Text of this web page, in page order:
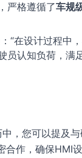
严格遵循了车规
“在设计过程中
员认知负荷，满
，您可以提及
合作，确保HMI